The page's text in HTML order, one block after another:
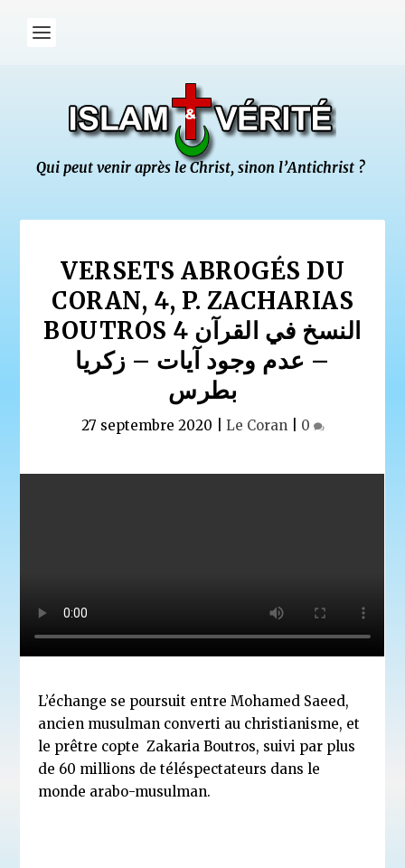
VERSETS ABROGÉS DU
CORAN, 4, P. ZACHARIAS
BOUTROS النسخ في القرآن 4
– عدم وجود آيات – زكريا
بطرس
27 septembre 2020 Le Coran| 0
L’échange se poursuit entre Mohamed Saeed,
ancien musulman converti au christianisme, et
le prêtre copte Zakaria Boutros, suivi par plus
de 60 millions de téléspectateurs dans le
monde arabo-musulman.